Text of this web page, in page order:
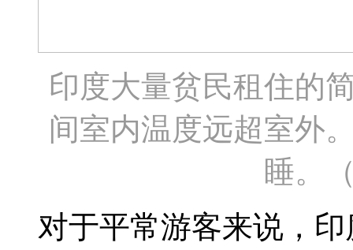
印度大量贫民租住的
间室内温度远超室外
睡。
对于平常游客来说，